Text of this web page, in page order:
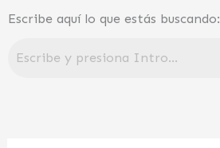
Escribe aquí lo que estás buscando: